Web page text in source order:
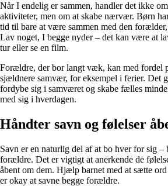
Når I endelig er sammen, handler det ikke
aktiviteter, men om at skabe nærvær. Børn
tid til bare at være sammen med den
Lav noget, I begge nyder – det kan være at
tur eller se en film.
Forældre, der bor langt væk, kan med fordel
sjældnere samvær, for eksempel i ferier. Det
fordybe sig i samværet og skabe fælles
med sig i hverdagen.
Håndter savn og følelser
Savn er en naturlig del af at bo hver for sig –
forældre. Det er vigtigt at anerkende de
åbent om dem. Hjælp barnet med at sætte
er okay at savne begge forældre.